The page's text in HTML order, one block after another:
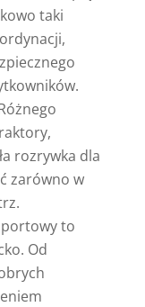
taki
rozrywka dla
zarówno w
to
Od